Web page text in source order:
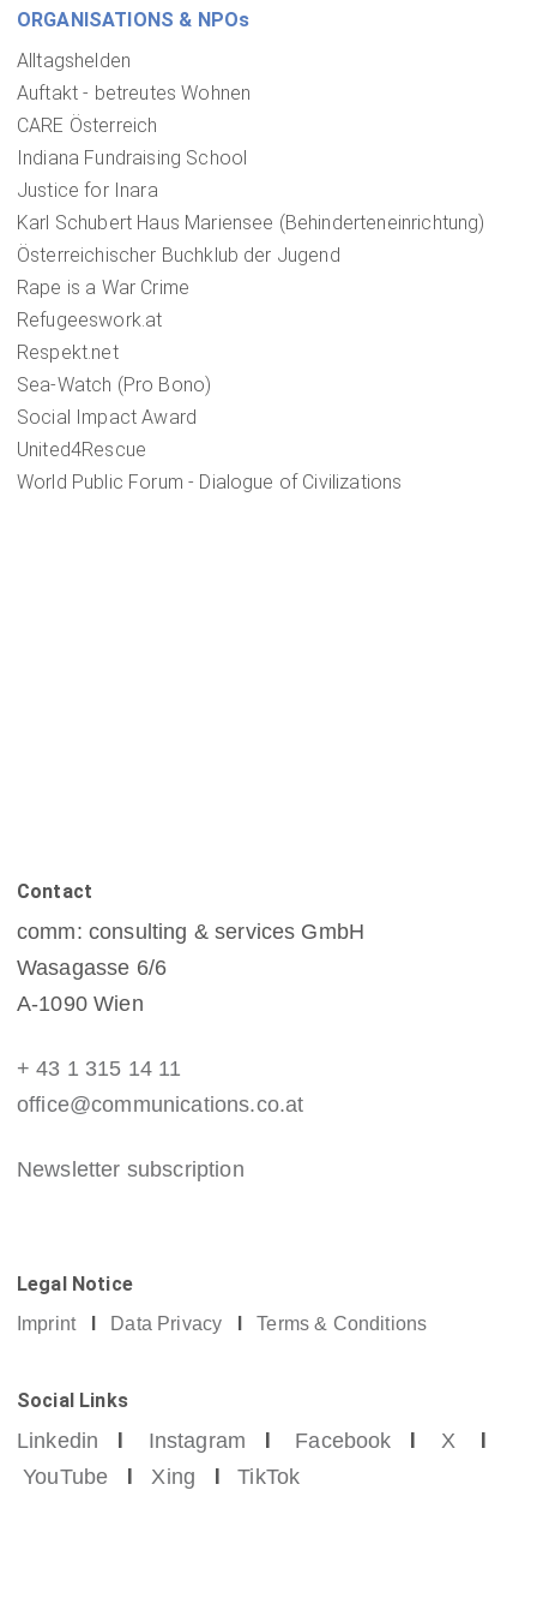
ORGANISATIONS & NPOs
Alltagshelden
Auftakt - betreutes Wohnen
CARE Österreich
Indiana Fundraising School
Justice for Inara
Karl Schubert Haus Mariensee (Behinderteneinrichtung)
Österreichischer Buchklub der Jugend
Rape is a War Crime
Refugeeswork.at
Respekt.net
Sea-Watch (Pro Bono)
Social Impact Award
United4Rescue
World Public Forum - Dialogue of Civilizations
Contact
comm: consulting & services GmbH
Wasagasse 6/6
A-1090 Wien
+ 43 1 315 14 11
office@communications.co.at
Newsletter subscription
Legal Notice
Imprint I Data Privacy ITerms & Conditions
Social Links
Linkedin I Instagram I Facebook I X I
YouTube I Xing I TikTok